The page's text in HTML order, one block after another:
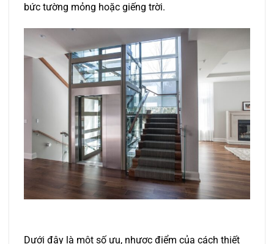
bức tường mỏng hoặc giếng trời.
Dưới đây là một số ưu, nhược điểm của cách thiết